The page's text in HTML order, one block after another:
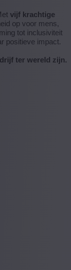
vijf krachtige
op voor mens,
tot inclusiviteit
positieve impact.
ter wereld zijn.